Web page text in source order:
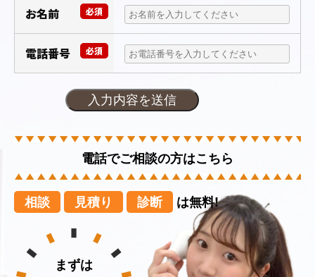
お名前 必須
電話番号 必須
電話でご相談の方はこちら
相談 見積り 診断 は無料!
まずは